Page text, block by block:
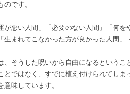
です。
悪い人間」「必要のない人間」「何を
生まれてこなかった方が良かった人間」
そうした呪いから自由になるというこ
とではなく、すでに植え付けられてしま
意味しています。